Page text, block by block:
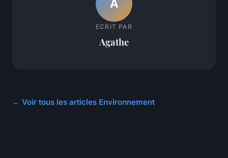
A
ECRIT PAR
Agathe
← Voir tous les articles Environnement